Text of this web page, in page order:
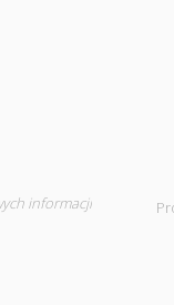
informacji